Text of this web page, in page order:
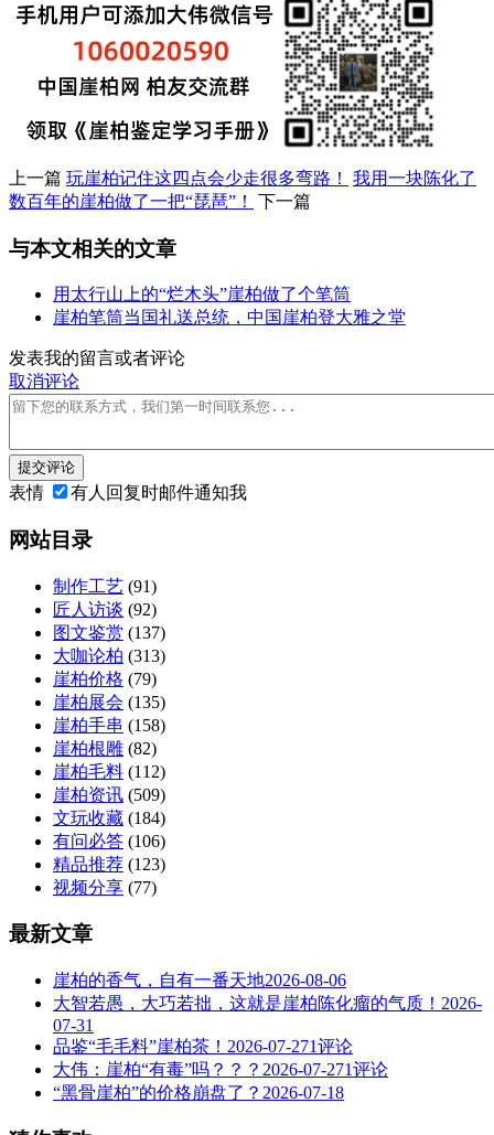
上一篇 玩崖柏记住这四点会少走很多弯路！
我用一块陈化了
数百年的崖柏做了一把“琵琶”！
下一篇
与本文相关的文章
用太行山上的“烂木头”崖柏做了个笔筒
崖柏笔筒当国礼送总统，中国崖柏登大雅之堂
发表我的留言或者评论
取消评论
提交评论
表情 有人回复时邮件通知我
网站目录
制作工艺 (91)
匠人访谈 (92)
图文鉴赏 (137)
大咖论柏 (313)
崖柏价格 (79)
崖柏展会 (135)
崖柏手串 (158)
崖柏根雕 (82)
崖柏毛料 (112)
崖柏资讯 (509)
文玩收藏 (184)
有问必答 (106)
精品推荐 (123)
视频分享 (77)
最新文章
崖柏的香气，自有一番天地2026-08-06
大智若愚，大巧若拙，这就是崖柏陈化瘤的气质！ 2026-
07-31
品鉴“毛毛料”崖柏茶！ 2026-07-271评论
大伟：崖柏“有毒”吗？？？ 2026-07-271评论
“黑骨崖柏”的价格崩盘了？ 2026-07-18